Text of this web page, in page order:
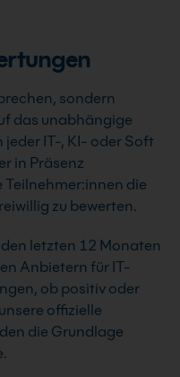
sondern
das unabhängige
IT-, KI- oder Soft
in Präsenz
die
zu bewerten.
letzten 12 Monaten
Anbietern für IT-
ob positiv oder
offizielle
die Grundlage